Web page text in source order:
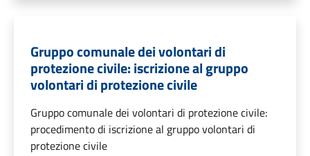
Gruppo comunale dei volontari di
protezione civile: iscrizione al gruppo
volontari di protezione civile
Gruppo comunale dei volontari di protezione civile:
procedimento di iscrizione al gruppo volontari di
protezione civile